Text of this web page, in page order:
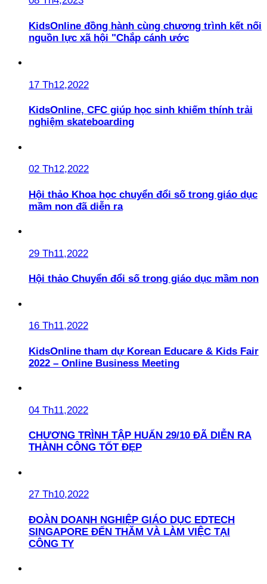
KidsOnline đồng hành cùng chương trình kết nối
nguồn lực xã hội "Chắp cánh ước
17 Th12,2022
KidsOnline, CFC giúp học sinh khiếm thính trải
nghiệm skateboarding
02 Th12,2022
Hội thảo Khoa học chuyển đổi số trong giáo dục
mầm non đã diễn ra
29 Th11,2022
Hội thảo Chuyển đổi số trong giáo dục mầm non
16 Th11,2022
KidsOnline tham dự Korean Educare & Kids Fair
2022 – Online Business Meeting
04 Th11,2022
CHƯƠNG TRÌNH TẬP HUẤN 29/10 ĐÃ DIỄN RA
THÀNH CÔNG TỐT ĐẸP
27 Th10,2022
ĐOÀN DOANH NGHIỆP GIÁO DỤC EDTECH
SINGAPORE ĐẾN THĂM VÀ LÀM VIỆC TẠI
CÔNG TY